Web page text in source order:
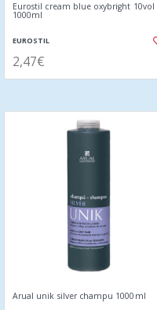
Eurostil cream blue oxybright 10vol
1000ml
EUROSTIL
2,47€
Arual unik silver champu 1000ml